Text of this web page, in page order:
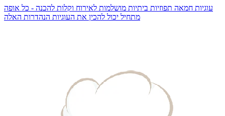
עוגיות חמאה תפוזיות ביתיות מושלמות לאירוח וקלות להכנה - כל אופה
מתחיל יכול להכין את העוגיות הנהדרות האלה